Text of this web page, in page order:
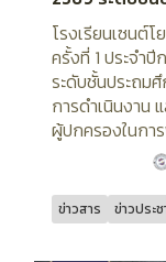
โรงเรียนเซนต์
ครั้งที่ 1 ประจำ
ระดับชั้นประถม
การดำเนินงาน
ผู้ปกครองในก
ข่าวสาร ข่าวประ